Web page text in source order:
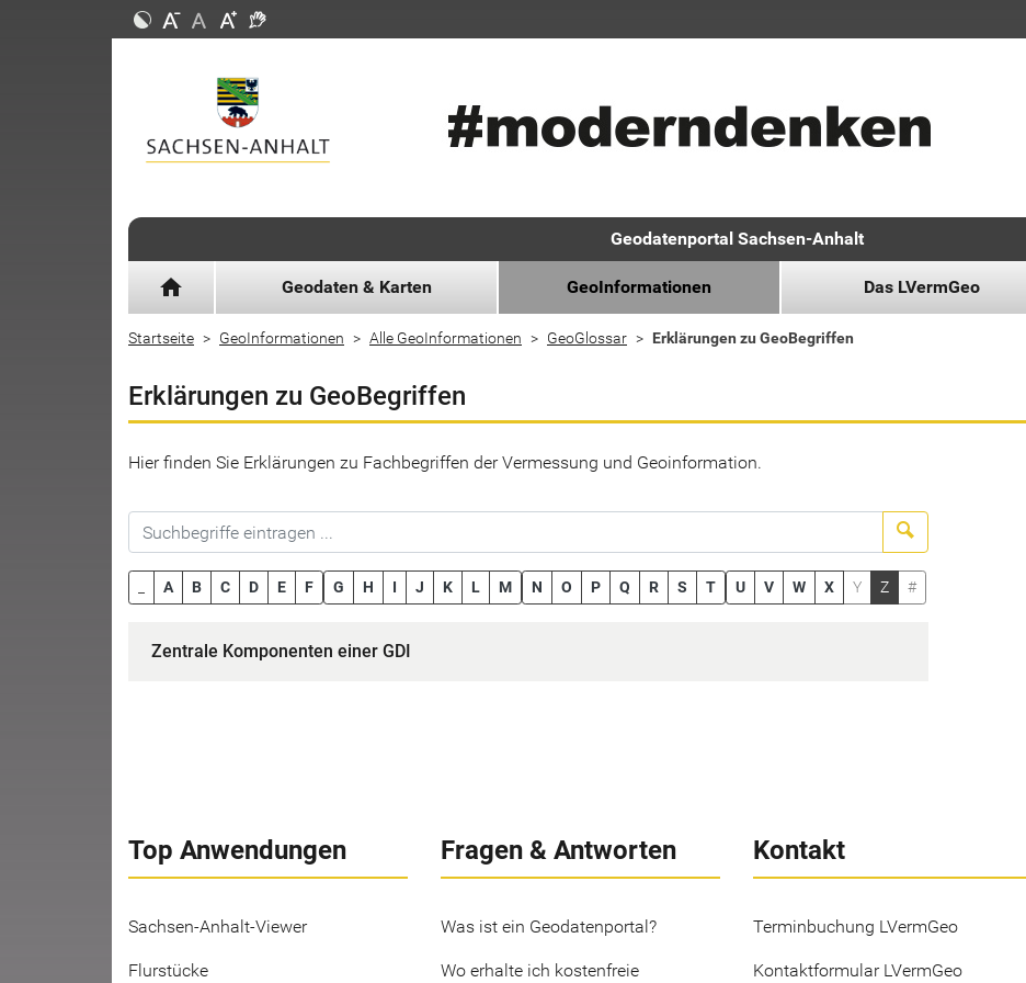
Geodatenportal Sachsen-Anhalt
home Geodaten & Karten GeoInformationen Das LVermGeo
Startseite GeoInformationen Alle GeoInformationen GeoGlossar Erklärungen zu GeoBegriffen
Erklärungen zu GeoBegriffen
Hier finden Sie Erklärungen zu Fachbegriffen der Vermessung und Geoinformation.
A B C D E F G H I J K L M N O P Q R S T U V W X Y Z #
Zentrale Komponenten einer GDI
Top Anwendungen
Sachsen-Anhalt-Viewer
Flurstücke
Fragen & Antworten
Was ist ein Geodatenportal?
Wo erhalte ich kostenfreie
Kontakt
Terminbuchung LVermGeo
Kontaktformular LVermGeo